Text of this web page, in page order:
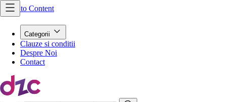
Skip to Content
Categorii
Clauze si conditii
Despre Noi
Contact